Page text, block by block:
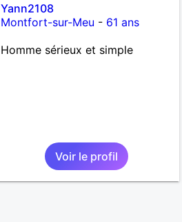
Yann2108
Montfort-sur-Meu - 61 ans
Homme sérieux et simple
Voir le profil